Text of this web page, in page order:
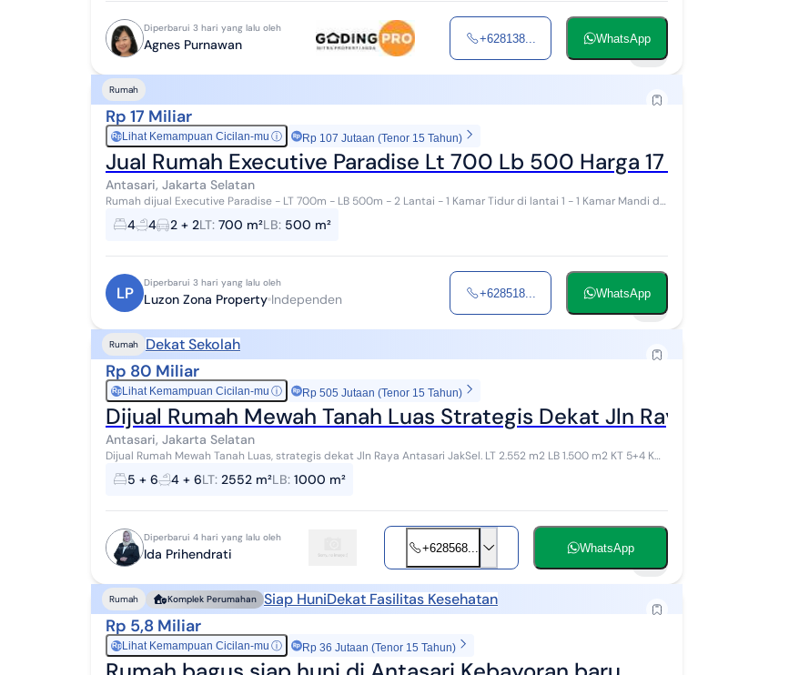
Diperbarui 3 hari yang lalu oleh
Agnes Purnawan +628138... WhatsApp
Rumah
Rp 17 Miliar
RpLihat Kemampuan Cicilan-mu ⓘ Rp 107 Jutaan (Tenor 15 Tahun)
Jual Rumah Executive Paradise Lt 700 Lb 500 Harga 17 M Nego
Antasari, Jakarta Selatan
Rumah dijual Executive Paradise - LT 700m - LB 500m - 2 Lantai - 1 Kamar Tidur di lantai 1 - 1 Kamar Mandi di
lantai 1 - 3 Kamar Tidur di Lantai 2...
4 4 2 + 2LT: 700 m²LB: 500 m²
LP
Diperbarui 3 hari yang lalu oleh
Luzon Zona Property Independen +628518... WhatsApp
Rumah Dekat Sekolah
Rp 80 Miliar
RpLihat Kemampuan Cicilan-mu ⓘ Rp 505 Jutaan (Tenor 15 Tahun)
Dijual Rumah Mewah Tanah Luas Strategis Dekat Jln Raya Antasari
Antasari, Jakarta Selatan
Dijual Rumah Mewah Tanah Luas, strategis dekat Jln Raya Antasari JakSel. LT 2.552 m2 LB 1.500 m2 KT 5+4 KM
5 + 6 4 + 6LT: 2552 m²LB: 1000 m²
Diperbarui 4 hari yang lalu oleh
Ida Prihendrati +628568... WhatsApp
Rumah Komplek Perumahan Siap HuniDekat Fasilitas Kesehatan
Rp 5,8 Miliar
RpLihat Kemampuan Cicilan-mu ⓘ Rp 36 Jutaan (Tenor 15 Tahun)